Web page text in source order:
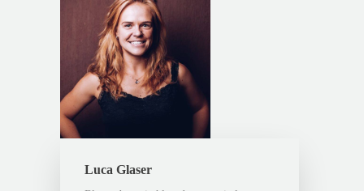
Luca Glaser